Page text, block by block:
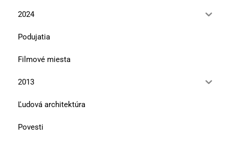
2024
Podujatia
Filmové miesta
2013
Ľudová architektúra
Povesti